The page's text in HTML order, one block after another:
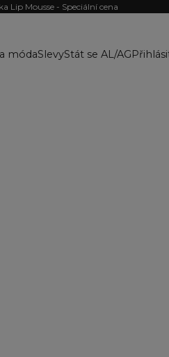
Lip Mousse - Speciální cena
módaSlevyStát se AL/AG